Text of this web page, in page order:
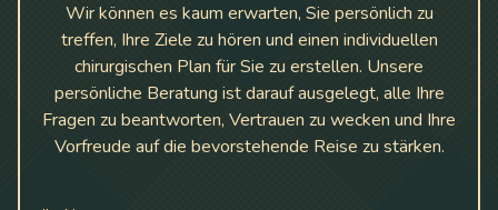
Wir können es kaum erwarten, Sie persönlich zu
treffen, Ihre Ziele zu hören und einen individuellen
chirurgischen Plan für Sie zu erstellen. Unsere
persönliche Beratung ist darauf ausgelegt, alle Ihre
Fragen zu beantworten, Vertrauen zu wecken und Ihre
Vorfreude auf die bevorstehende Reise zu stärken.